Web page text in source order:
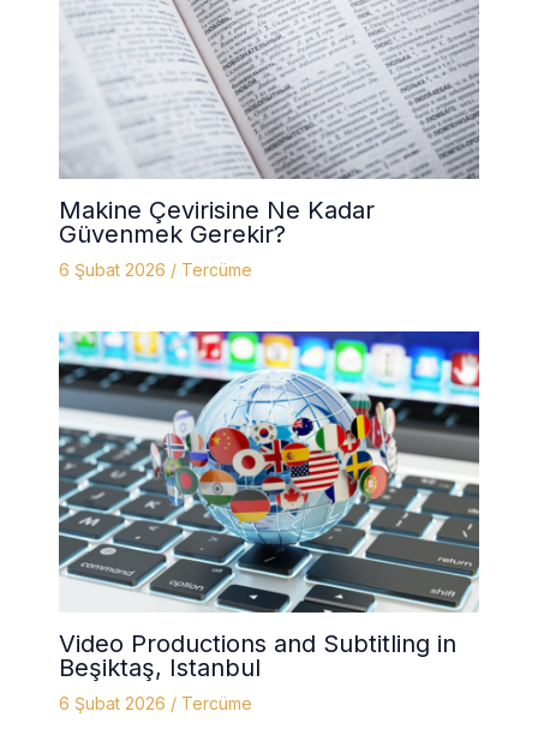
Makine Çevirisine Ne Kadar
Güvenmek Gerekir?
6 Şubat 2026 / Tercüme
Video Productions and Subtitling in
Beşiktaş, Istanbul
6 Şubat 2026 / Tercüme